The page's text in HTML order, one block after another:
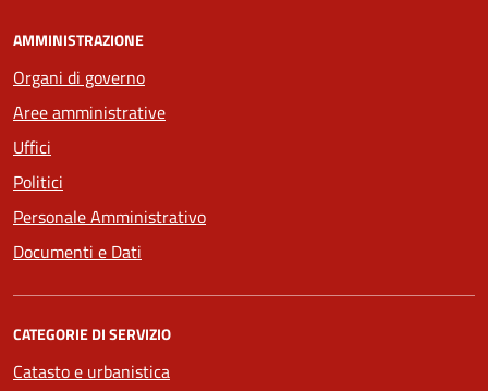
AMMINISTRAZIONE
Organi di governo
Aree amministrative
Uffici
Politici
Personale Amministrativo
Documenti e Dati
CATEGORIE DI SERVIZIO
Catasto e urbanistica